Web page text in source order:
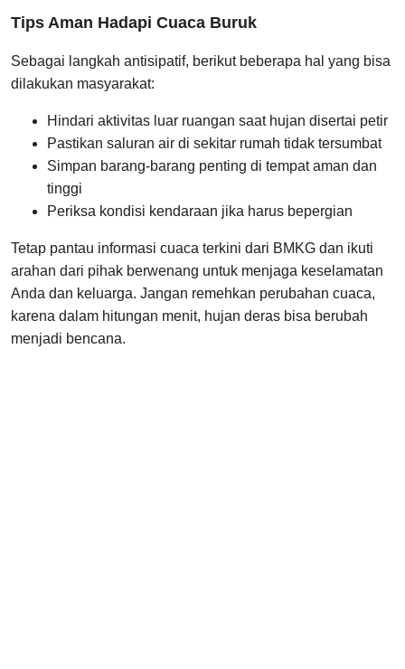
Tips Aman Hadapi Cuaca Buruk
Sebagai langkah antisipatif, berikut beberapa hal yang bisa
dilakukan masyarakat:
Hindari aktivitas luar ruangan saat hujan disertai petir
Pastikan saluran air di sekitar rumah tidak tersumbat
Simpan barang-barang penting di tempat aman dan
tinggi
Periksa kondisi kendaraan jika harus bepergian
Tetap pantau informasi cuaca terkini dari BMKG dan ikuti
arahan dari pihak berwenang untuk menjaga keselamatan
Anda dan keluarga. Jangan remehkan perubahan cuaca,
karena dalam hitungan menit, hujan deras bisa berubah
menjadi bencana.